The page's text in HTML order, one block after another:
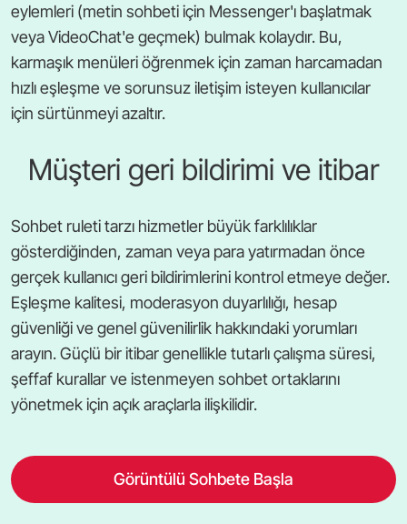
eylemleri (metin sohbeti için Messenger'ı başlatmak
veya VideoChat'e geçmek) bulmak kolaydır. Bu,
karmaşık menüleri öğrenmek için zaman harcamadan
hızlı eşleşme ve sorunsuz iletişim isteyen kullanıcılar
için sürtünmeyi azaltır.
Müşteri geri bildirimi ve itibar
Sohbet ruleti tarzı hizmetler büyük farklılıklar
gösterdiğinden, zaman veya para yatırmadan önce
gerçek kullanıcı geri bildirimlerini kontrol etmeye değer.
Eşleşme kalitesi, moderasyon duyarlılığı, hesap
güvenliği ve genel güvenilirlik hakkındaki yorumları
arayın. Güçlü bir itibar genellikle tutarlı çalışma süresi,
şeffaf kurallar ve istenmeyen sohbet ortaklarını
yönetmek için açık araçlarla ilişkilidir.
Görüntülü Sohbete Başla